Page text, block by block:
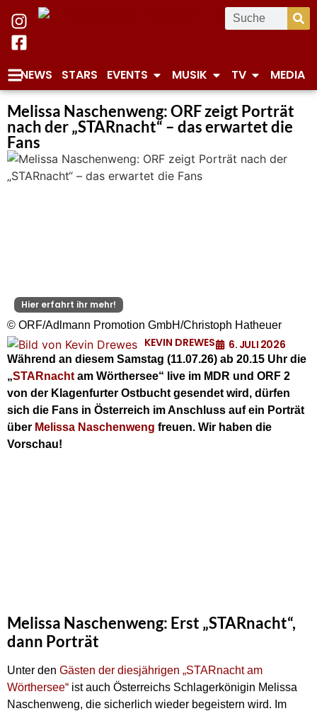
NEWS STARS EVENTS MUSIK TV MEDIA
Melissa Naschenweng: ORF zeigt Porträt
nach der „STARnacht“ – das erwartet die
Fans
Hier erfahrt ihr mehr!
© ORF/Adlmann Promotion GmbH/Christoph Hatheuer
KEVIN DREWES 6. JULI 2026
Während an diesem Samstag (11.07.26) ab 20.15 Uhr die
„STARnacht am Wörthersee“ live im MDR und ORF 2
von der Klagenfurter Ostbucht gesendet wird, dürfen
sich die Fans in Österreich im Anschluss auf ein Porträt
über Melissa Naschenweng freuen. Wir haben die
Vorschau!
Melissa Naschenweng: Erst „STARnacht“,
dann Porträt
Unter den Gästen der diesjährigen „STARnacht am
Wörthersee“ ist auch Österreichs Schlagerkönigin Melissa
Naschenweng, die sicherlich wieder begeistern wird. Im